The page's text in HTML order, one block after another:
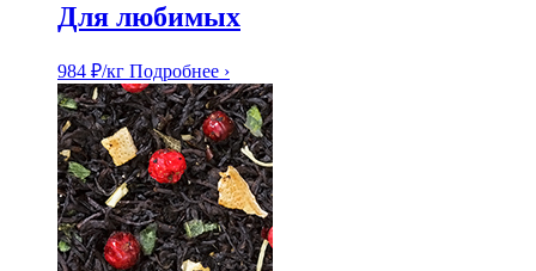
Для любимых
984 ₽/кг Подробнее ›